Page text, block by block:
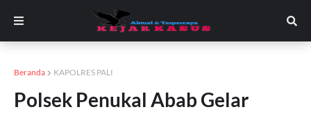
Beranda KAPOLRES PALI
Polsek Penukal Abab Gelar